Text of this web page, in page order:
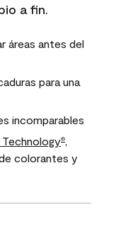
a fin.
áreas antes del
para una
incomparables
®,
colorantes y